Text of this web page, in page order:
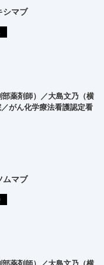
シマブ
薬剤師）／大島文乃（横
がん化学療法看護認定看
ムマブ